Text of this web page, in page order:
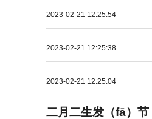
2023-02-21 12:25:54
2023-02-21 12:25:38
2023-02-21 12:25:04
二月二生发（fā）